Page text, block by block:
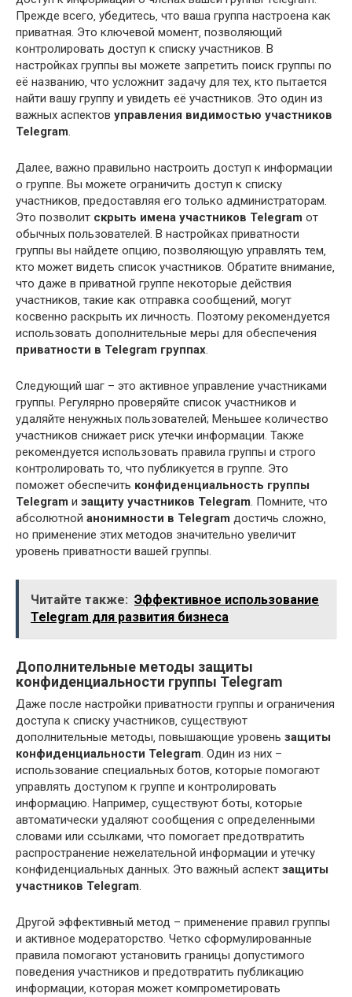
Прежде всего‚ убедитесь‚ что ваша группа настроена как
приватная. Это ключевой момент‚ позволяющий
контролировать доступ к списку участников. В
настройках группы вы можете запретить поиск группы по
её названию‚ что усложнит задачу для тех‚ кто пытается
найти вашу группу и увидеть её участников. Это один из
важных аспектов управления видимостью участников
Telegram.
Далее‚ важно правильно настроить доступ к информации
о группе. Вы можете ограничить доступ к списку
участников‚ предоставляя его только администраторам.
Это позволит скрыть имена участников Telegram от
обычных пользователей. В настройках приватности
группы вы найдете опцию‚ позволяющую управлять тем‚
кто может видеть список участников. Обратите внимание‚
что даже в приватной группе некоторые действия
участников‚ такие как отправка сообщений‚ могут
косвенно раскрыть их личность. Поэтому рекомендуется
использовать дополнительные меры для обеспечения
приватности в Telegram группах.
Следующий шаг – это активное управление участниками
группы. Регулярно проверяйте список участников и
удаляйте ненужных пользователей; Меньшее количество
участников снижает риск утечки информации. Также
рекомендуется использовать правила группы и строго
контролировать то‚ что публикуется в группе. Это
поможет обеспечить конфиденциальность группы
Telegram и защиту участников Telegram. Помните‚ что
абсолютной анонимности в Telegram достичь сложно‚
но применение этих методов значительно увеличит
уровень приватности вашей группы.
Читайте также: Эффективное использование
Telegram для развития бизнеса
Дополнительные методы защиты
конфиденциальности группы Telegram
Даже после настройки приватности группы и ограничения
доступа к списку участников‚ существуют
дополнительные методы‚ повышающие уровень защиты
конфиденциальности Telegram. Один из них –
использование специальных ботов‚ которые помогают
управлять доступом к группе и контролировать
информацию. Например‚ существуют боты‚ которые
автоматически удаляют сообщения с определенными
словами или ссылками‚ что помогает предотвратить
распространение нежелательной информации и утечку
конфиденциальных данных. Это важный аспект защиты
участников Telegram.
Другой эффективный метод – применение правил группы
и активное модераторство. Четко сформулированные
правила помогают установить границы допустимого
поведения участников и предотвратить публикацию
информации‚ которая может компрометировать